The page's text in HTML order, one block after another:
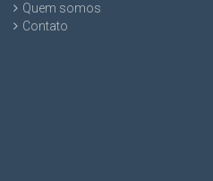
Quem somos
Contato